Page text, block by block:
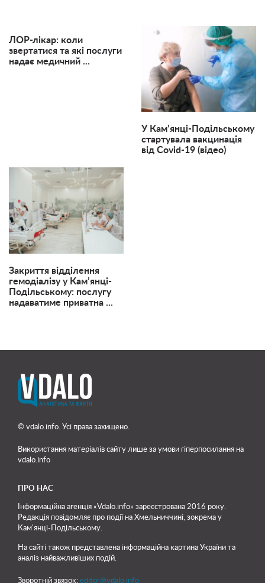
ЛОР-лікар: коли
звертатися та які послуги
надає медичний ...
У Кам’янці-Подільському
стартувала вакцинація
від Covid-19 (відео)
Закриття відділення
гемодіалізу у Кам’янці-
Подільському: послугу
надаватиме приватна ...
© vdalo.info. Усі права захищено.
Використання матеріалів сайту лише за умови гіперпосилання на
vdalo.info
ПРО НАС
Інформаційна агенція «Vdalo.info» зареєстрована 2016 року.
Редакція повідомляє про події на Хмельниччині, зокрема у
Кам'янці-Подільському.
На сайті також представлена інформаційна картина України та
аналіз найважливіших подій.
Зворотній звязок: editor@vdalo.info